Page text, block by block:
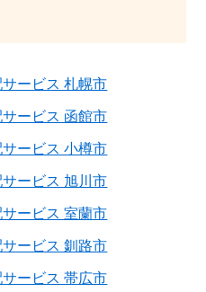
ービス 札幌市
ービス 函館市
ービス 小樽市
ービス 旭川市
ービス 室蘭市
ービス 釧路市
ービス 帯広市